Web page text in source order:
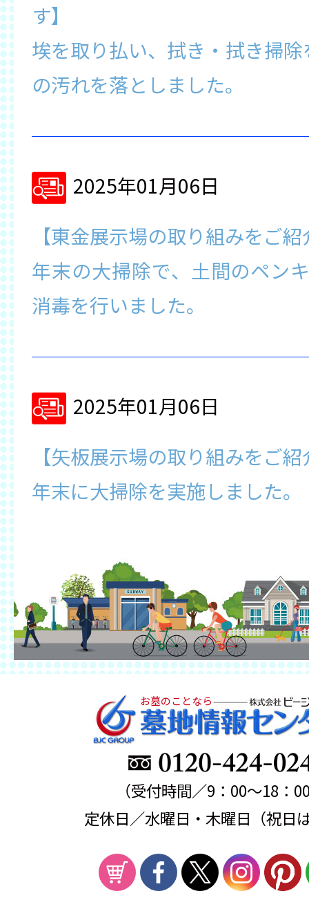
す】
埃を取り払い、拭き・拭き掃
の汚れを落としました。
2025年01月06日
【東金展示場の取り組みをご
年末の大掃除で、土間のペン
消毒を行いました。
2025年01月06日
【矢板展示場の取り組みをご
年末に大掃除を実施しました。
お墓のことなら
（受付時間／9：00～18：
定休日／水曜日・木曜日（祝日